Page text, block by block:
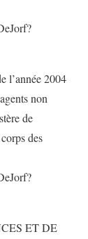
l’année 2004
non
de
des
ET DE